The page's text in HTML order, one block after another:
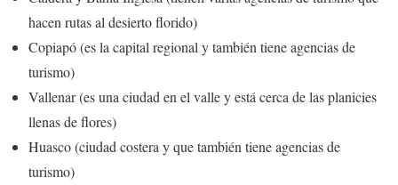
hacen rutas al desierto florido)
Copiapó (es la capital regional y también tiene agencias de
turismo)
Vallenar (es una ciudad en el valle y está cerca de las planicies
llenas de flores)
Huasco (ciudad costera y que también tiene agencias de
turismo)